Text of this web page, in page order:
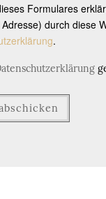
Formulares
durch diese
.